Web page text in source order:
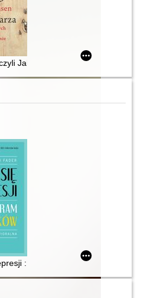
modelujących sylwetkę
Jak stary strych przemienił się w
się życiem
: program 10 kroków : terapia